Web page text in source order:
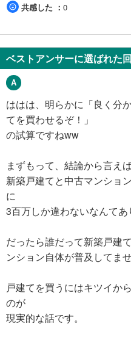
共感した
0
ベストアンサーに選ばれた
ははは、明らかに「良く分
てを買わせるぞ！」
の試算ですねww
まずもって、結論から言えば
新築戸建てと中古マンショ
に
3百万しか違わないなんてあ
だったら誰だって新築戸建
ンション自体が普及してませ
戸建てを買うにはキツイか
のが
現実的な話です。